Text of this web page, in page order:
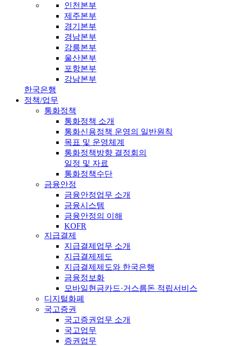
인천본부
제주본부
경기본부
경남본부
강릉본부
울산본부
포항본부
강남본부
한국은행
정책/업무
통화정책
통화정책 소개
통화신용정책 운영의 일반원칙
목표 및 운영체계
통화정책방향 결정회의
일정 및 자료
통화정책수단
금융안정
금융안정업무 소개
금융시스템
금융안정의 이해
KOFR
지급결제
지급결제업무 소개
지급결제제도
지급결제제도와 한국은행
금융정보화
모바일현금카드·거스름돈 적립서비스
디지털화폐
국고증권
국고증권업무 소개
국고업무
증권업무